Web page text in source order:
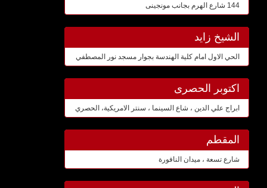
144 شارع الهرم بجانب مونجينى
الشيخ زايد
الحي الاول امام كلية الهندسة بجوار مسجد نور المصطفي
اكتوبر الحصرى
ابراج علي الدين ، شاع السينما ، سنتر الامريكية، الحصري
المقطم
شارع تسعة ، ميدان النافورة